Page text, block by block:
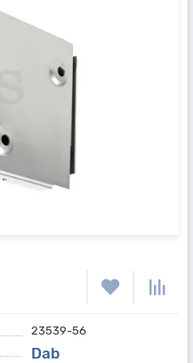
23539-56
Dab